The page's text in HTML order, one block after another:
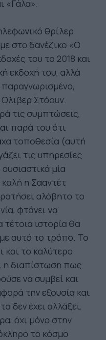
«Γάλα».
θρίλερ
στο δανέζικο «Ο
του το 2018 και
εκδοχή του, αλλά
παραγνωρισμένο,
Στόουν.
τις συμπτώσεις,
παρά του ότι
τοποθεσία (αυτή
τις υπηρεσίες
μία
η Σααντέτ
αλόβητο το
φτάνει να
τέτοια ιστορία θα
αυτό το τρόπο. Το
και το καλύτερο
η διαπίστωση πως
να συμβεί και
την εξουσία και
δεν έχει αλλάξει,
όχι μόνο στην
το κόσμο